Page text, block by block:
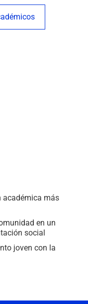
académica más
en un
social
joven con la